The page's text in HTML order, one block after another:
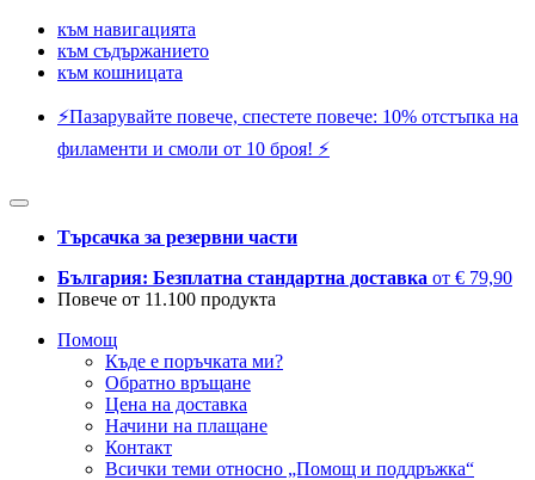
към навигацията
към съдържанието
към кошницата
⚡️Пазарувайте повече, спестете повече: 10% отстъпка на
филаменти и смоли от 10 броя! ⚡️
Търсачка за резервни части
България: Безплатна стандартна доставка от € 79,90
Повече от 11.100 продукта
Помощ
Къде е поръчката ми?
Обратно връщане
Цена на доставка
Начини на плащане
Контакт
Всички теми относно „Помощ и поддръжка“